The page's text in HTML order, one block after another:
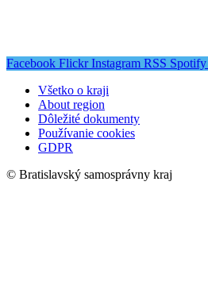
Facebook Flickr Instagram RSS Spotify
Všetko o kraji
About region
Dôležité dokumenty
Používanie cookies
GDPR
© Bratislavský samosprávny kraj